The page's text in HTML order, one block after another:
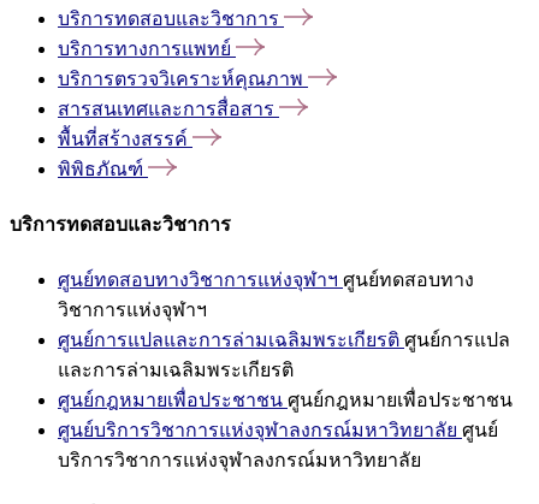
บริการทดสอบและวิชาการ
บริการทางการแพทย์
บริการตรวจวิเคราะห์คุณภาพ
สารสนเทศและการสื่อสาร
พื้นที่สร้างสรรค์
พิพิธภัณฑ์
บริการทดสอบและวิชาการ
ศูนย์ทดสอบทางวิชาการแห่งจุฬาฯ ศูนย์ทดสอบทาง
วิชาการแห่งจุฬาฯ
ศูนย์การแปลและการล่ามเฉลิมพระเกียรติ ศูนย์การแปล
และการล่ามเฉลิมพระเกียรติ
ศูนย์กฎหมายเพื่อประชาชน ศูนย์กฎหมายเพื่อประชาชน
ศูนย์บริการวิชาการแห่งจุฬาลงกรณ์มหาวิทยาลัย ศูนย์
บริการวิชาการแห่งจุฬาลงกรณ์มหาวิทยาลัย